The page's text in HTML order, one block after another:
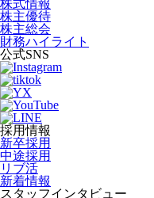
株式情報
株主優待
株主総会
財務ハイライト
公式SNS
採用情報
新卒採用
中途採用
リブ活
新着情報
スタッフインタビュー